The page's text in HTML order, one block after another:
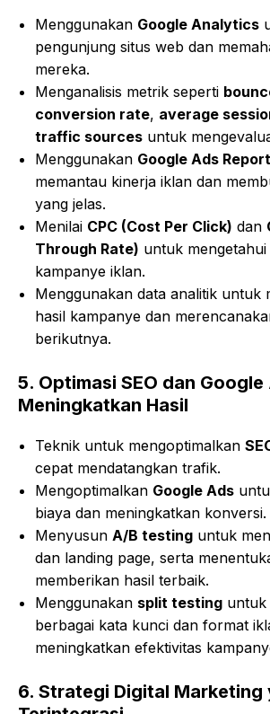
Menggunakan Google Analytics
pengunjung situs web dan
mereka.
Menganalisis metrik seperti
conversion rate, average
traffic sources untuk
Menggunakan Google Ads
memantau kinerja iklan dan
yang jelas.
Menilai CPC (Cost Per Click) dan
Through Rate) untuk mengetahui
kampanye iklan.
Menggunakan data analitik untuk
hasil kampanye dan
berikutnya.
5. Optimasi SEO dan
Meningkatkan Hasil
Teknik untuk mengoptimalkan
cepat mendatangkan trafik.
Mengoptimalkan Google Ads
biaya dan meningkatkan konversi.
MenyusunA/B testing untuk
dan landing page, serta
memberikan hasil terbaik.
Menggunakan split testing untuk
berbagai kata kunci dan format
meningkatkan efektivitas
6. Strategi Digital Marketing